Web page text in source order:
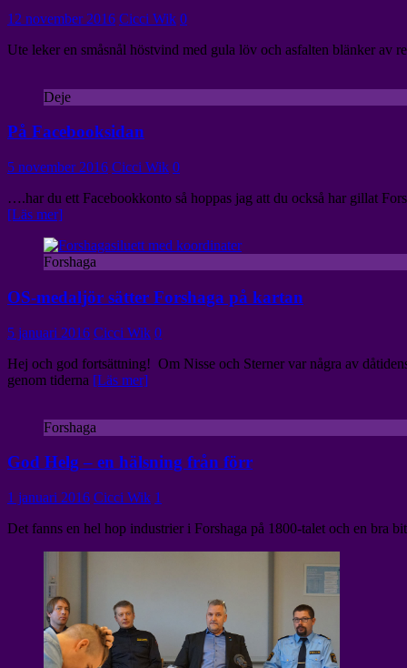
12 november 2016 Cicci Wik 0
Ute leker en småsnål höstvind med gula löv och asfalten blänker av
Deje
På Facebooksidan
5 november 2016 Cicci Wik 0
….har du ett Facebookkonto så hoppas jag att du också har gillat
[Läs mer]
Forshaga
OS-medaljör sätter Forshaga på kartan
5 januari 2016 Cicci Wik 0
Hej och god fortsättning! Om Nisse och Sterner var några av
genom tiderna [Läs mer]
Forshaga
God Helg – en hälsning från förr
1 januari 2016 Cicci Wik 1
Det fanns en hel hop industrier i Forshaga på 1800-talet och en bra